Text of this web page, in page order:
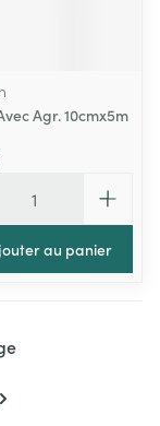
Agr. 10cmx5m
au panier
la page